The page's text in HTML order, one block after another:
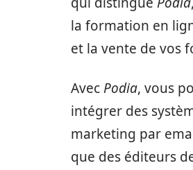
la formation en
et la vente de vos
AvecPodia, vous
intégrer des
marketing par
que des éditeurs